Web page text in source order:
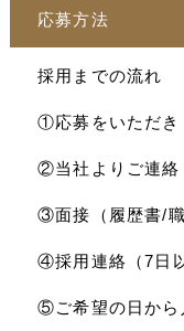
応募方法
採用までの流れ
①応募をいただき
②当社よりご連絡
③面接（履歴書/職
④採用連絡（7日
⑤ご希望の日から